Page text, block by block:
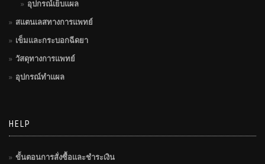
อุปกรณ์เย็บแผล
สแตนเลสทางการแพทย์
เข็มและกระบอกฉีดยา
วัสดุทางการแพทย์
อุปกรณ์ทำแผล
HELP
ขั้นตอนการสั่งซื้อและชำระเงิน